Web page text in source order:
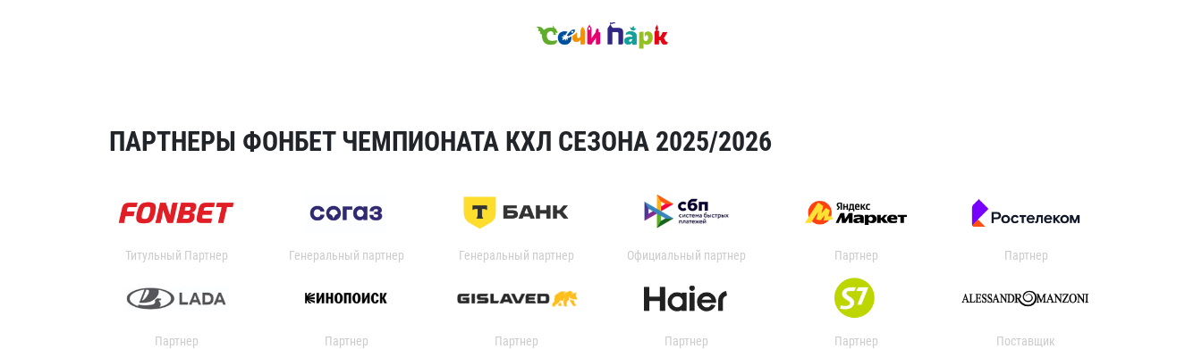
ПАРТНЕРЫ ФОНБЕТ ЧЕМПИОНАТА КХЛ СЕЗОНА 2025/2026
Титульный Партнер Генеральный партнер Генеральный партнер Официальный партнер Партнер Партнер
Партнер Партнер Партнер Партнер Партнер Поставщик